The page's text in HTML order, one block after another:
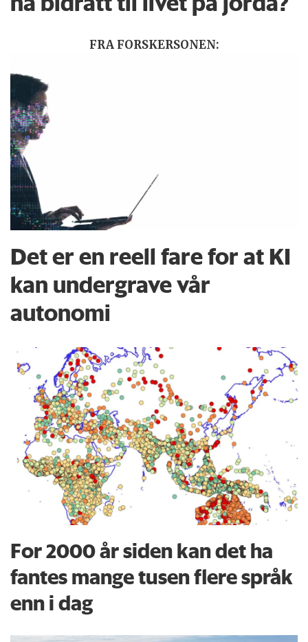
FRA FORSKERSONEN:
Det er en reell fare for at KI
kan undergrave vår
autonomi
For 2000 år siden kan det ha
fantes mange tusen flere språk
enn i dag